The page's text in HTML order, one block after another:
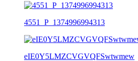
4551_P_1374996994313
eIE0Y5LMZCVGVQFSwtwmew